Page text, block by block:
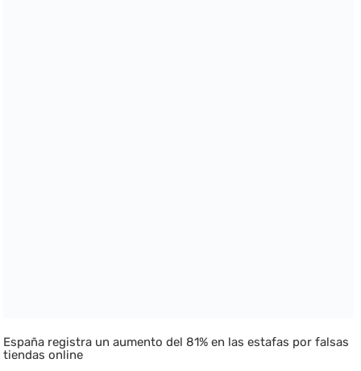
España registra un aumento del 81% en las estafas por falsas
tiendas online